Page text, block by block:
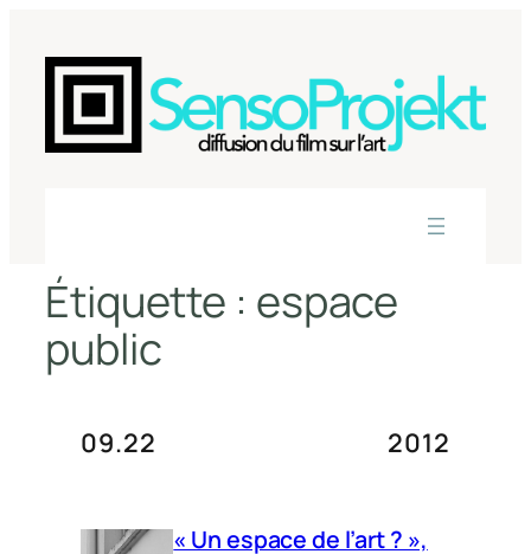
contenu
Étiquette : espace
public
09.22 2012
« Un espace de l’art ? »,